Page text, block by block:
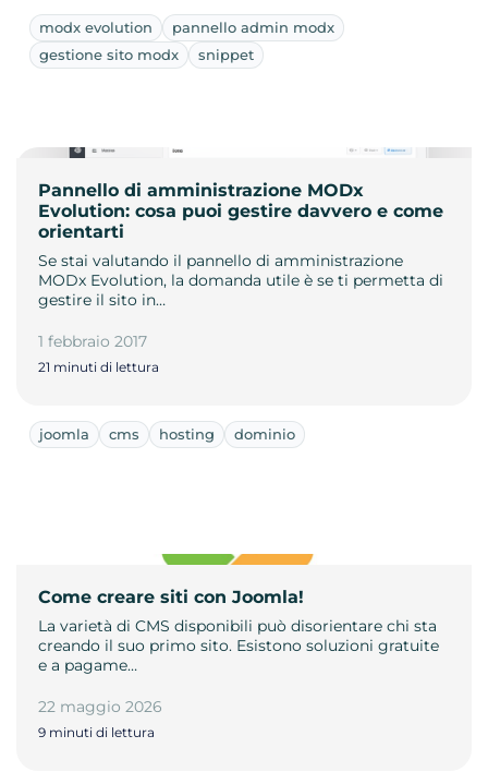
modx evolution
pannello admin modx
gestione sito modx
snippet
Pannello di amministrazione MODx
Evolution: cosa puoi gestire davvero e come
orientarti
Se stai valutando il pannello di amministrazione
MODx Evolution, la domanda utile è se ti permetta di
gestire il sito in…
1 febbraio 2017
21 minuti di lettura
joomla cms hosting dominio
Come creare siti con Joomla!
La varietà di CMS disponibili può disorientare chi sta
creando il suo primo sito. Esistono soluzioni gratuite
e a pagame…
22 maggio 2026
9 minuti di lettura